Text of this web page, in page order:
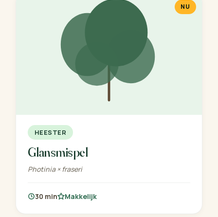
NU
HEESTER
Glansmispel
Photinia × fraseri
30 min Makkelijk